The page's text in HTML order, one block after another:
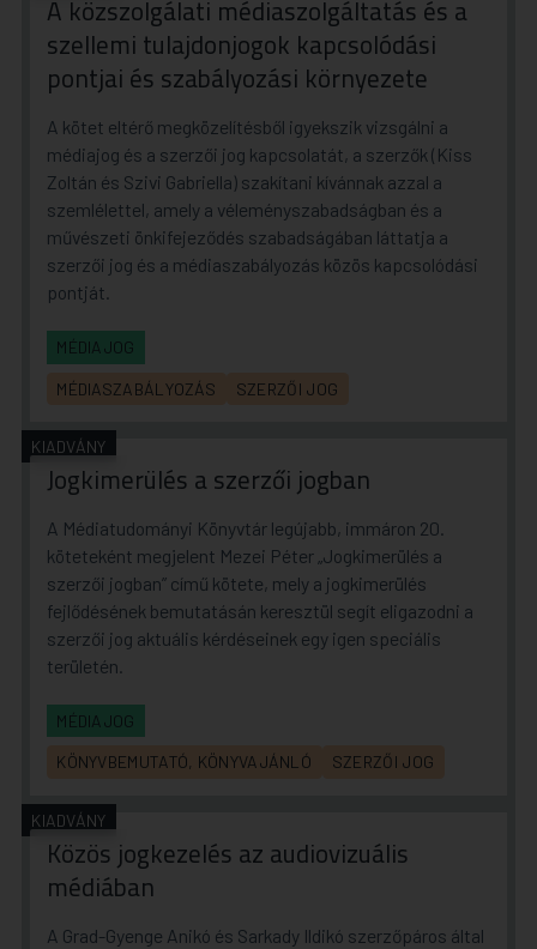
A közszolgálati médiaszolgáltatás és a
szellemi tulajdonjogok kapcsolódási
pontjai és szabályozási környezete
A kötet eltérő megközelítésből igyekszik vizsgálni a
médiajog és a szerzői jog kapcsolatát, a szerzők (Kiss
Zoltán és Szivi Gabriella) szakítani kívánnak azzal a
szemlélettel, amely a véleményszabadságban és a
művészeti önkifejeződés szabadságában láttatja a
szerzői jog és a médiaszabályozás közös kapcsolódási
pontját.
MÉDIAJOG
MÉDIASZABÁLYOZÁS SZERZŐI JOG
KIADVÁNY
Jogkimerülés a szerzői jogban
A Médiatudományi Könyvtár legújabb, immáron 20.
köteteként megjelent Mezei Péter „Jogkimerülés a
szerzői jogban” című kötete, mely a jogkimerülés
fejlődésének bemutatásán keresztül segít eligazodni a
szerzői jog aktuális kérdéseinek egy igen speciális
területén.
MÉDIAJOG
KÖNYVBEMUTATÓ, KÖNYVAJÁNLÓ SZERZŐI JOG
KIADVÁNY
Közös jogkezelés az audiovizuális
médiában
A Grad-Gyenge Anikó és Sarkady Ildikó szerzőpáros által